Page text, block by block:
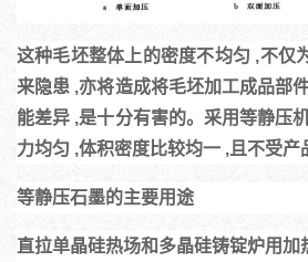
这种毛坯整体上的密度不均匀 ,不
来隐患 ,亦将造成将毛坯加工成品部
能差异 ,是十分有害的。 采用等静压
力均匀 ,体积密度比较均一 ,且不受产
等静压石墨的主要用途
直拉单晶硅热场和多晶硅铸锭炉用加